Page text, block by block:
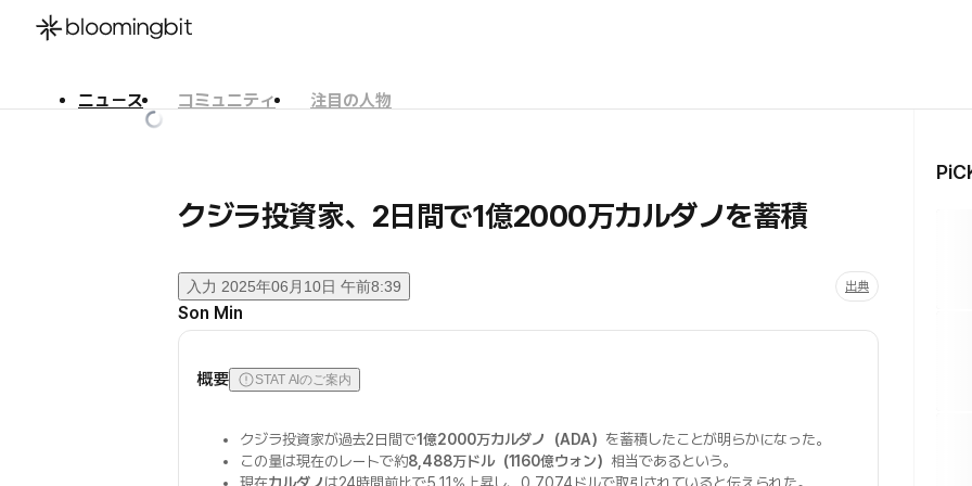
ニュース コミュニティ
注目の人物
クジラ投資家、2日間で1億2000万カルダノを蓄積
入力 2025年06月10日 午前8:39 出典
Son Min
概要 STAT AIのご案内
クジラ投資家が過去2日間で1億2000万カルダノ（ADA） を蓄積したことが明らかになった。
この量は現在のレートで約8,488万ドル（1160億ウォン） 相当であるという。